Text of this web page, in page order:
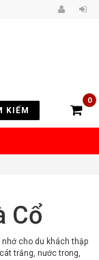
KIẾM
0
Cổ
cho du khách thập
trắng, nước trong,